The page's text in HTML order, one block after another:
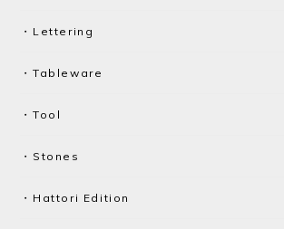
・Lettering
・Tableware
・Tool
・Stones
・Hattori Edition